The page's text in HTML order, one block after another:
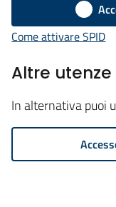
Come attivare SPID
Altre utenze
In alternativa puoi